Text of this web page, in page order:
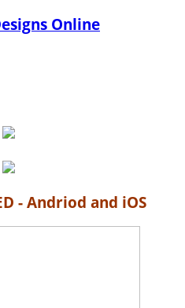
- Andriod and iOS